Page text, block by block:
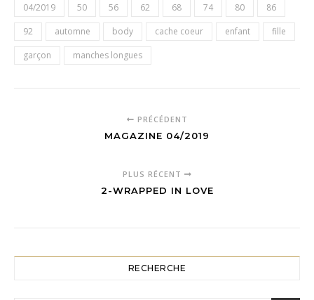
04/2019 50 56 62 68 74 80
86
92
automne body cache coeur enfant
fille
garçon
manches longues
PRÉCÉDENT
MAGAZINE 04/2019
PLUS RÉCENT
2-WRAPPED IN LOVE
RECHERCHE